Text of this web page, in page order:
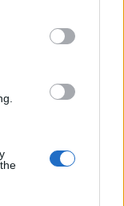
in below Google